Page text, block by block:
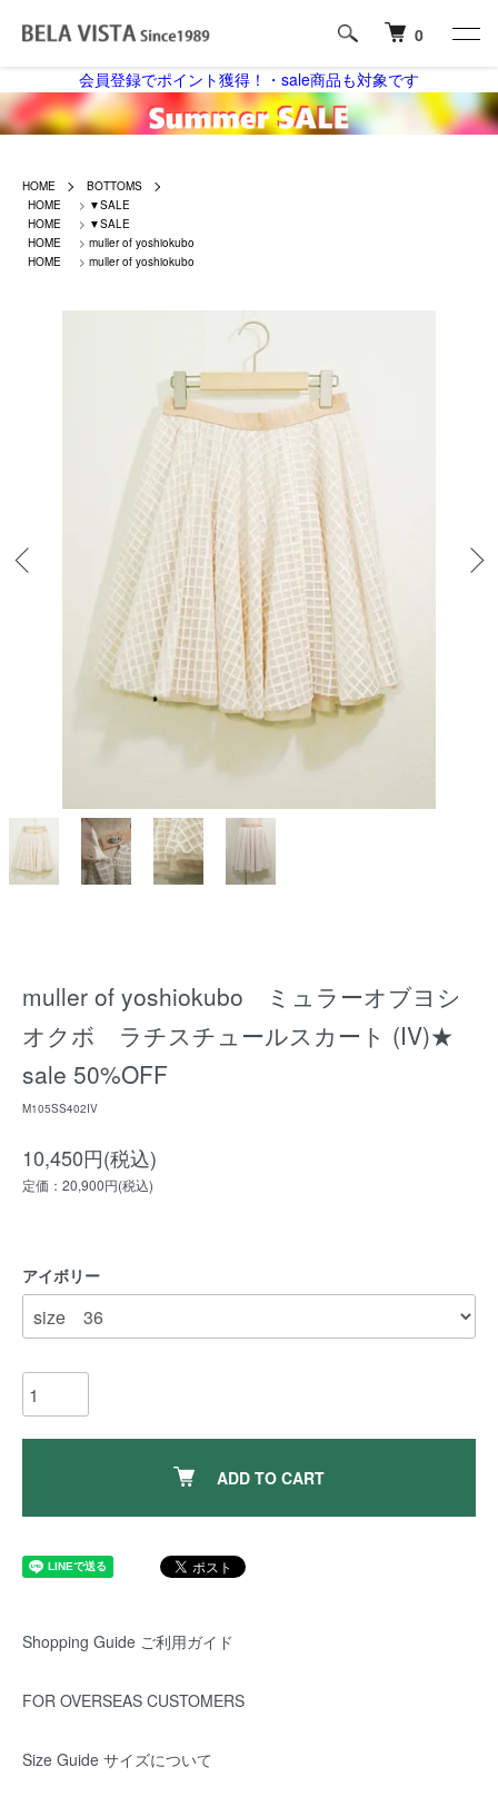
0
会員登録でポイント獲得！・sale商品も対象です
HOME
BOTTOMS
HOME
> ▼SALE
HOME
> ▼SALE
HOME
> muller of yoshiokubo
HOME
> muller of yoshiokubo
muller of yoshiokubo ミュラーオブヨシ
オクボ ラチスチュールスカート (IV)★
sale 50%OFF
M105SS402IV
10,450円(税込)
定価：20,900円(税込)
アイボリー
ADD TO CART
Shopping Guide ご利用ガイド
FOR OVERSEAS CUSTOMERS
Size Guide サイズについて